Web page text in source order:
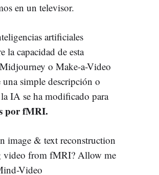
en un televisor.
artificiales
la capacidad de esta
o Make-a-Video
una simple descripción o
IA se ha modificado para
por fMRI.
image & text reconstruction
video from fMRI? Allow me
Video